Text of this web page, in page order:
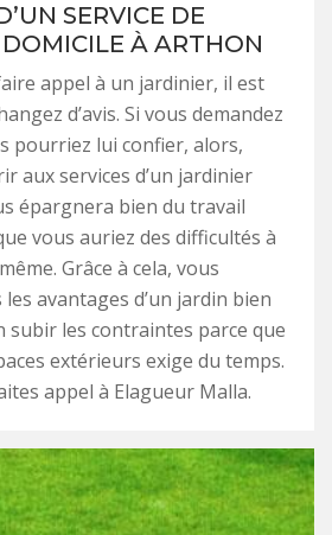
SERVICE DE
À ARTHON
appel à un jardinier, il est
d’avis. Si vous demandez
pourriez lui confier, alors,
aux services d’un jardinier
épargnera bien du travail
vous auriez des difficultés à
Grâce à cela, vous
avantages d’un jardin bien
subir les contraintes parce que
extérieurs exige du temps.
appel à Elagueur Malla.